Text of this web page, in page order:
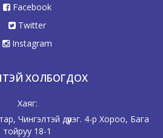
Facebook
Twitter
Instagram
ХОЛБОГДОХ
Хаяг:
Чингэлтэй дүүрэг. 4-р Хороо, Бага
тойруу 18-1